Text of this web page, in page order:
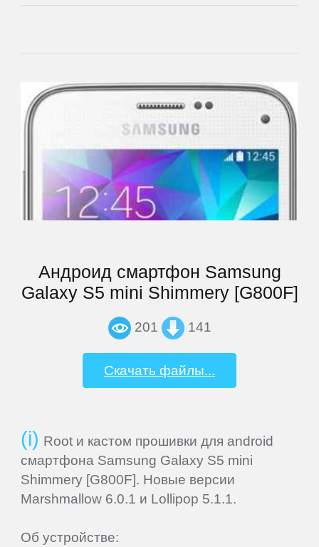
Андроид смартфон Samsung
Galaxy S5 mini Shimmery [G800F]
201 141
Скачать файлы...
Root и кастом прошивки для android
смартфона Samsung Galaxy S5 mini
Shimmery [G800F]. Новые версии
Marshmallow 6.0.1 и Lollipop 5.1.1.
Об устройстве:
Iuni
Jinga
Keecoo
Keneksi
Mann
MEIZU
Micromax